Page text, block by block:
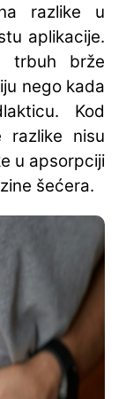
razlike u
aplikacije.
trbuh brže
nego kada
Kod
razlike nisu
u apsorpciji
šećera.